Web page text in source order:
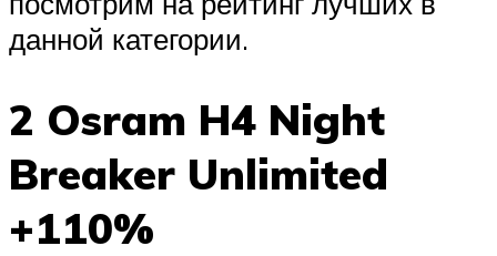
данной категории.
2 Osram H4 Night
Breaker Unlimited
+110%